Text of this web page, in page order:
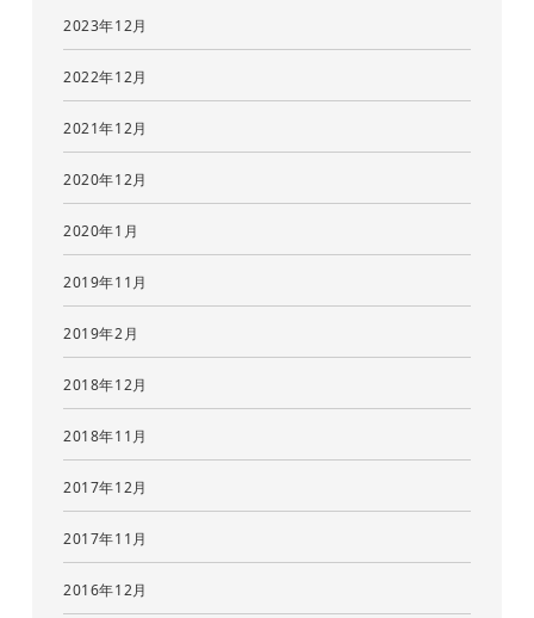
2023年12月
2022年12月
2021年12月
2020年12月
2020年1月
2019年11月
2019年2月
2018年12月
2018年11月
2017年12月
2017年11月
2016年12月